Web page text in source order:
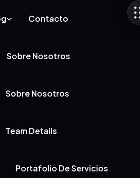
Contacto
Sobre Nosotros
Sobre Nosotros
Team Details
Portafolio De Servicios